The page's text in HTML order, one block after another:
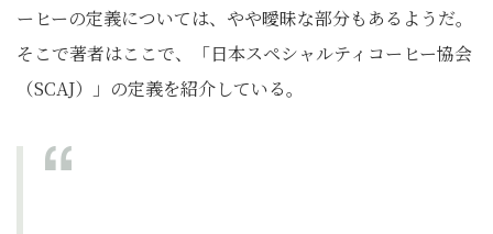
ーヒーの定義については、やや曖昧な部分もあるようだ。
そこで著者はここで、「日本スペシャルティコーヒー協会
（SCAJ）」の定義を紹介している。